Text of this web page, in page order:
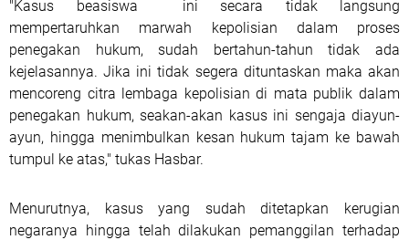
"Kasus beasiswa ini secara tidak langsung
mempertaruhkan marwah kepolisian dalam proses
penegakan hukum, sudah bertahun-tahun tidak ada
kejelasannya. Jika ini tidak segera dituntaskan maka akan
mencoreng citra lembaga kepolisian di mata publik dalam
penegakan hukum, seakan-akan kasus ini sengaja diayun-
ayun, hingga menimbulkan kesan hukum tajam ke bawah
tumpul ke atas," tukas Hasbar.
Menurutnya, kasus yang sudah ditetapkan kerugian
negaranya hingga telah dilakukan pemanggilan terhadap